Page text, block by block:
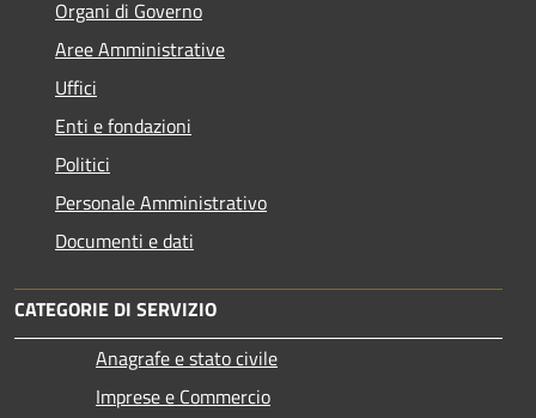
Organi di Governo
Aree Amministrative
Uffici
Enti e fondazioni
Politici
Personale Amministrativo
Documenti e dati
CATEGORIE DI SERVIZIO
Anagrafe e stato civile
Imprese e Commercio